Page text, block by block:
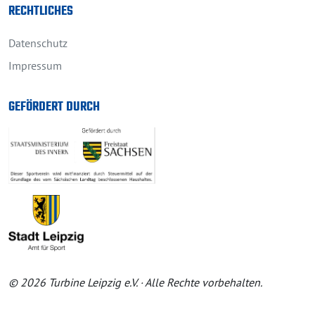
RECHTLICHES
Datenschutz
Impressum
GEFÖRDERT DURCH
© 2026 Turbine Leipzig e.V. · Alle Rechte vorbehalten.